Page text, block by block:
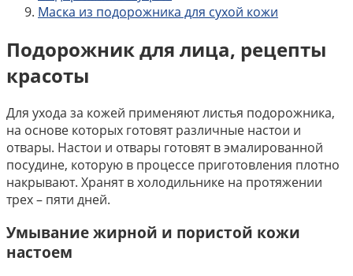
Маска из подорожника для сухой кожи
Подорожник для лица, рецепты
красоты
Для ухода за кожей применяют листья подорожника,
на основе которых готовят различные настои и
отвары. Настои и отвары готовят в эмалированной
посудине, которую в процессе приготовления плотно
накрывают. Хранят в холодильнике на протяжении
трех – пяти дней.
Умывание жирной и пористой кожи
настоем